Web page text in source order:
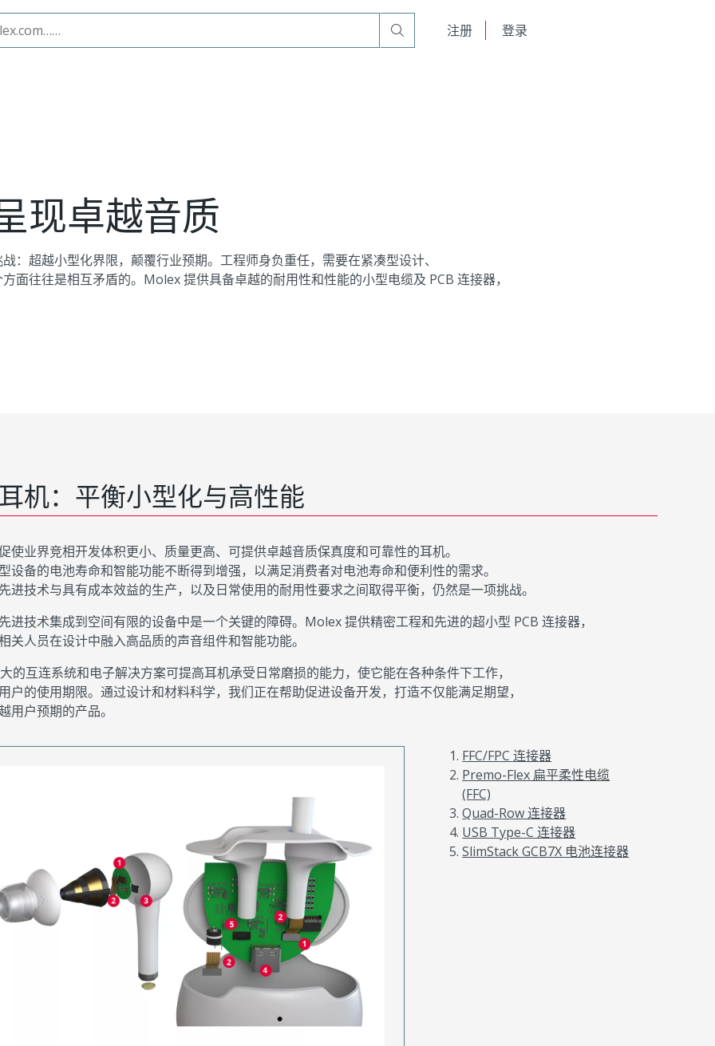
注册 登录
现卓越音质
：超越小型化界限，颠覆行业预期。工程师身负重任，需要在紧凑型设计、
面往往是相互矛盾的。Molex 提供具备卓越的耐用性和性能的小型电缆及 PCB 连接器，
机：平衡小型化与高性能
使业界竞相开发体积更小、质量更高、可提供卓越音质保真度和可靠性的耳机。
设备的电池寿命和智能功能不断得到增强，以满足消费者对电池寿命和便利性的需求。
进技术与具有成本效益的生产，以及日常使用的耐用性要求之间取得平衡，仍然是一项挑战。
进技术集成到空间有限的设备中是一个关键的障碍。Molex 提供精密工程和先进的超小型 PCB 连接器，
关人员在设计中融入高品质的声音组件和智能功能。
的互连系统和电子解决方案可提高耳机承受日常磨损的能力，使它能在各种条件下工作，
户的使用期限。通过设计和材料科学，我们正在帮助促进设备开发，打造不仅能满足期望，
用户预期的产品。
FFC/FPC 连接器
Premo-Flex 扁平柔性电缆
(FFC)
Quad-Row 连接器
USB Type-C 连接器
SlimStack GCB7X 电池连接器